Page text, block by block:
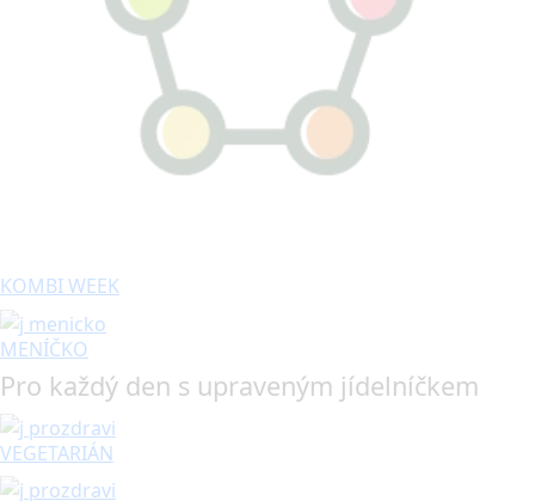
KOMBI WEEK
MENÍČKO
Pro každý den s upraveným jídelníčkem
VEGETARIÁN